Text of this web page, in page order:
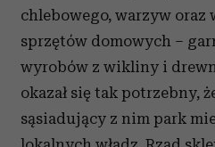
chlebowego, warzyw oraz
sprzętów domowych –
wyrobów z wikliny i
okazał się tak potrzebny,
sąsiadujący z nim park